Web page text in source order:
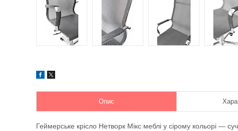
Опис
Геймерське крісло Нетворк Мікс меблі у сірому кольорі —